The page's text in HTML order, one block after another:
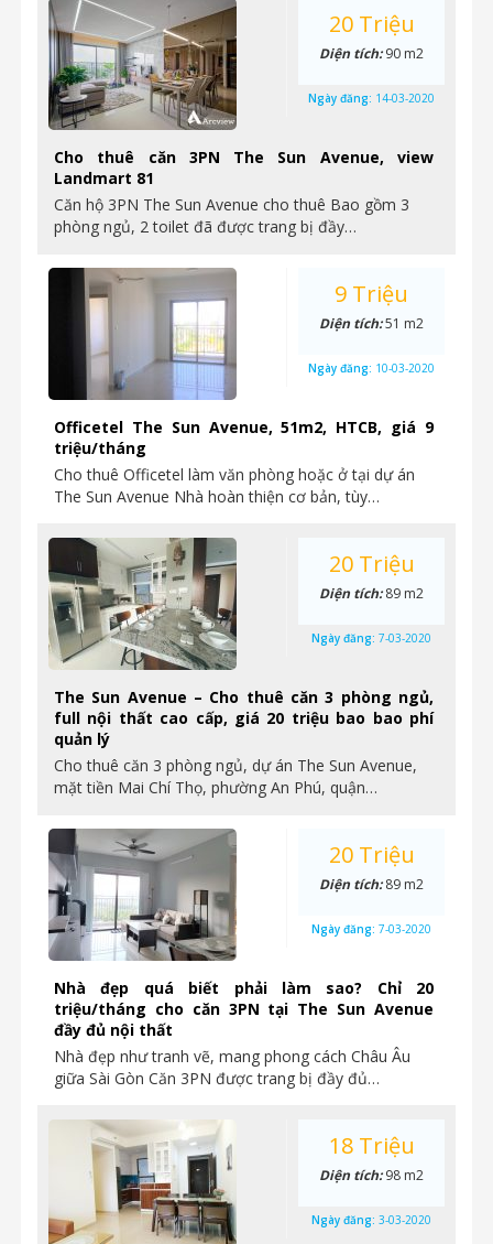
Cho thuê căn 3PN The Sun Avenue, view
Landmart 81
Căn hộ 3PN The Sun Avenue cho thuê Bao gồm 3
phòng ngủ, 2 toilet đã được trang bị đầy…
20 Triệu
Diện tích:90 m2
Ngày đăng: 14-03-2020
Officetel The Sun Avenue, 51m2, HTCB, giá 9
triệu/tháng
Cho thuê Officetel làm văn phòng hoặc ở tại dự án
The Sun Avenue Nhà hoàn thiện cơ bản, tùy…
9 Triệu
Diện tích:51 m2
Ngày đăng: 10-03-2020
The Sun Avenue – Cho thuê căn 3 phòng ngủ,
full nội thất cao cấp, giá 20 triệu bao bao phí
quản lý
Cho thuê căn 3 phòng ngủ, dự án The Sun Avenue,
mặt tiền Mai Chí Thọ, phường An Phú, quận…
20 Triệu
Diện tích:89 m2
Ngày đăng: 7-03-2020
Nhà đẹp quá biết phải làm sao? Chỉ 20
triệu/tháng cho căn 3PN tại The Sun Avenue
đầy đủ nội thất
Nhà đẹp như tranh vẽ, mang phong cách Châu Âu
giữa Sài Gòn Căn 3PN được trang bị đầy đủ…
20 Triệu
Diện tích:89 m2
Ngày đăng: 7-03-2020
18 Triệu
Diện tích:98 m2
Ngày đăng: 3-03-2020